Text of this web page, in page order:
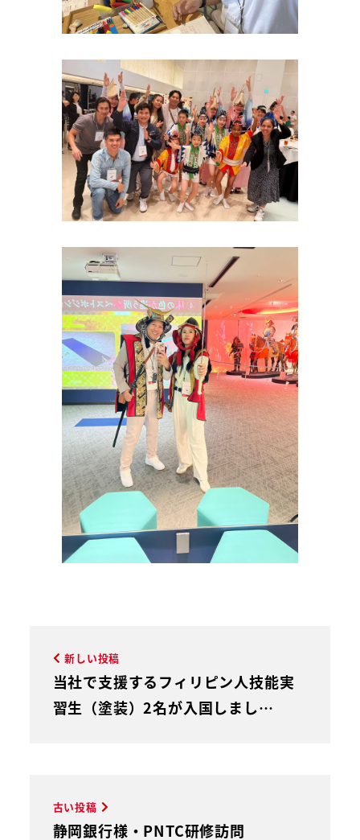
古い投稿
静岡銀行様・PNTC研修訪問
新しい投稿
当社で支援するフィリピン人技能実
習生（塗装）2名が入国しまし…